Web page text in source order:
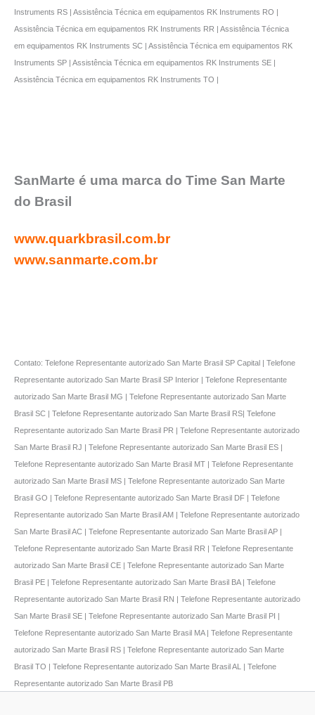
Instruments RS | Assistência Técnica em equipamentos RK Instruments RO |
Assistência Técnica em equipamentos RK Instruments RR | Assistência Técnica
em equipamentos RK Instruments SC | Assistência Técnica em equipamentos RK
Instruments SP | Assistência Técnica em equipamentos RK Instruments SE |
Assistência Técnica em equipamentos RK Instruments TO |
SanMarte é uma marca do Time San Marte
do Brasil
www.quarkbrasil.com.br
www.sanmarte.com.br
Contato: Telefone Representante autorizado San Marte Brasil SP Capital | Telefone
Representante autorizado San Marte Brasil SP Interior | Telefone Representante
autorizado San Marte Brasil MG | Telefone Representante autorizado San Marte
Brasil SC | Telefone Representante autorizado San Marte Brasil RS| Telefone
Representante autorizado San Marte Brasil PR | Telefone Representante autorizado
San Marte Brasil RJ | Telefone Representante autorizado San Marte Brasil ES |
Telefone Representante autorizado San Marte Brasil MT | Telefone Representante
autorizado San Marte Brasil MS | Telefone Representante autorizado San Marte
Brasil GO | Telefone Representante autorizado San Marte Brasil DF | Telefone
Representante autorizado San Marte Brasil AM | Telefone Representante autorizado
San Marte Brasil AC | Telefone Representante autorizado San Marte Brasil AP |
Telefone Representante autorizado San Marte Brasil RR | Telefone Representante
autorizado San Marte Brasil CE | Telefone Representante autorizado San Marte
Brasil PE | Telefone Representante autorizado San Marte Brasil BA | Telefone
Representante autorizado San Marte Brasil RN | Telefone Representante autorizado
San Marte Brasil SE | Telefone Representante autorizado San Marte Brasil PI |
Telefone Representante autorizado San Marte Brasil MA | Telefone Representante
autorizado San Marte Brasil RS | Telefone Representante autorizado San Marte
Brasil TO | Telefone Representante autorizado San Marte Brasil AL | Telefone
Representante autorizado San Marte Brasil PB